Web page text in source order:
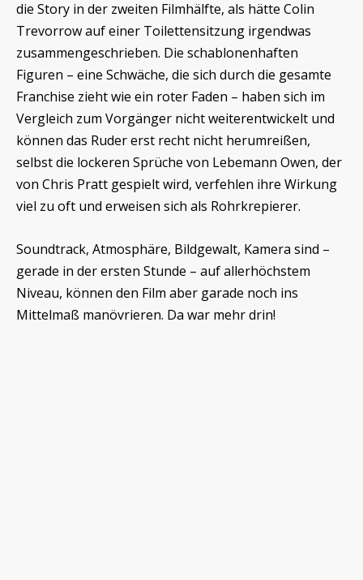
die Story in der zweiten Filmhälfte, als hätte Colin
Trevorrow auf einer Toilettensitzung irgendwas
zusammengeschrieben. Die schablonenhaften
Figuren – eine Schwäche, die sich durch die gesamte
Franchise zieht wie ein roter Faden – haben sich im
Vergleich zum Vorgänger nicht weiterentwickelt und
können das Ruder erst recht nicht herumreißen,
selbst die lockeren Sprüche von Lebemann Owen, der
von Chris Pratt gespielt wird, verfehlen ihre Wirkung
viel zu oft und erweisen sich als Rohrkrepierer.
Soundtrack, Atmosphäre, Bildgewalt, Kamera sind –
gerade in der ersten Stunde – auf allerhöchstem
Niveau, können den Film aber garade noch ins
Mittelmaß manövrieren. Da war mehr drin!